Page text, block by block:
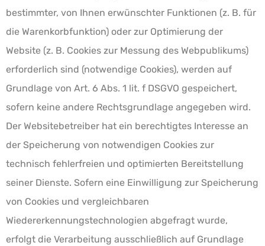
bestimmter, von Ihnen erwünschter Funktionen (z. B. für
die Warenkorbfunktion) oder zur Optimierung der
Website (z. B. Cookies zur Messung des Webpublikums)
erforderlich sind (notwendige Cookies), werden auf
Grundlage von Art. 6 Abs. 1 lit. f DSGVO gespeichert,
sofern keine andere Rechtsgrundlage angegeben wird.
Der Websitebetreiber hat ein berechtigtes Interesse an
der Speicherung von notwendigen Cookies zur
technisch fehlerfreien und optimierten Bereitstellung
seiner Dienste. Sofern eine Einwilligung zur Speicherung
von Cookies und vergleichbaren
Wiedererkennungstechnologien abgefragt wurde,
erfolgt die Verarbeitung ausschließlich auf Grundlage